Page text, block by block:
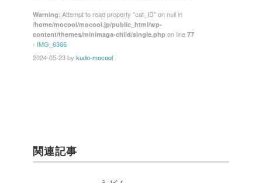
Warning: Attempt to read property "cat_ID" on null in
/home/mocool/mocool.jp/public_html/wp-
content/themes/minimaga-child/single.php on line 77
› IMG_6366
2024-05-23by kudo-mocool
関連記事